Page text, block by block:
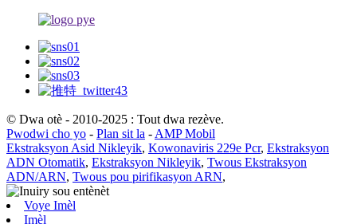
© Dwa otè - 2010-2025 : Tout dwa rezève.
Pwodwi cho yo - Plan sit la - AMP Mobil
Ekstraksyon Asid Nikleyik, Kowonaviris 229e Pcr, Ekstraksyon
ADN Otomatik, Ekstraksyon Nikleyik, Twous Ekstraksyon
ADN/ARN, Twous pou pirifikasyon ARN,
Voye Imèl
Imèl